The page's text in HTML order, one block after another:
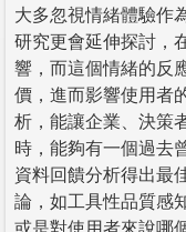
大多忽視情緒體驗作
研究更會延伸探討，
響，而這個情緒的反
價，進而影響使用者
析，能讓企業、決策
時，能夠有一個過去
資料回饋分析得出最
論，如工具性品質感
或是對使用者來說哪